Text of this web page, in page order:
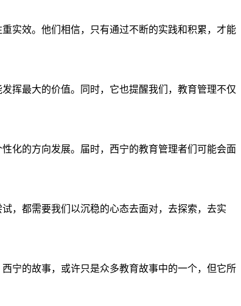
实效。他们相信，只有通过不断的实践和积累，才能
挥最大的价值。同时，它也提醒我们，教育管理不仅
化的方向发展。届时，西宁的教育管理者们可能会面
，都需要我们以沉稳的心态去面对，去探索，去实
宁的故事，或许只是众多教育故事中的一个，但它所